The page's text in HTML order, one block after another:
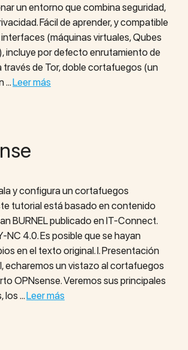
un entorno que combina seguridad,
Fácil de aprender, y compatible
(máquinas virtuales, Qubes
incluye por defecto enrutamiento de
través de Tor, doble cortafuegos (un
…Leer más
y configura un cortafuegos
tutorial está basado en contenido
BURNEL publicado en IT-Connect.
NC 4.0. Es posible que se hayan
en el texto original. I. Presentación
echaremos un vistazo al cortafuegos
OPNsense. Veremos sus principales
los …Leer más